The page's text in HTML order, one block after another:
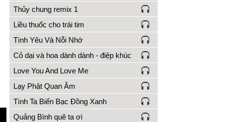
Thủy chung remix 1
Liều thuốc cho trái tim
Tình Yêu Và Nỗi Nhớ
Cỏ dại và hoa dành dành - điệp khúc
Love You And Love Me
Lạy Phật Quan Âm
Tình Ta Biển Bạc Đồng Xanh
Quảng Bình quê ta ơi